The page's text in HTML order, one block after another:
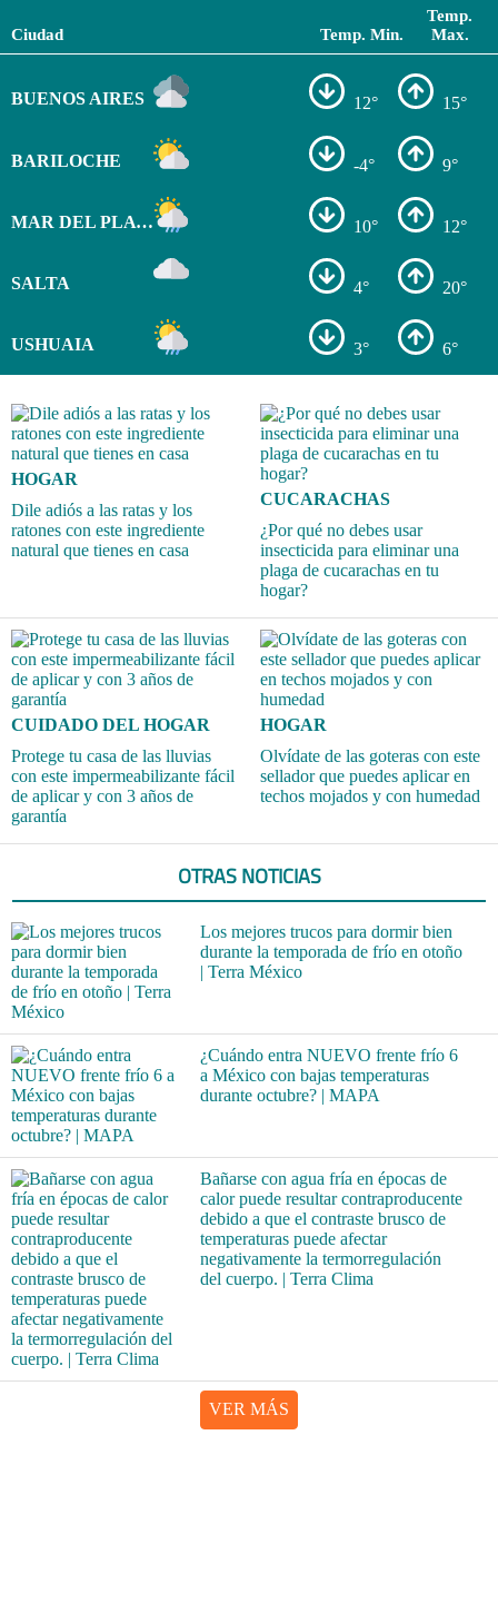
Ciudad Temp. Min.
Temp.
Max.
BUENOS AIRES 12° 15°
BARILOCHE -4° 9°
MAR DEL PLATA 10° 12°
SALTA 4° 20°
USHUAIA 3° 6°
HOGAR
Dile adiós a las ratas y los
ratones con este ingrediente
natural que tienes en casa
CUCARACHAS
¿Por qué no debes usar
insecticida para eliminar una
plaga de cucarachas en tu
hogar?
CUIDADO DEL HOGAR
Protege tu casa de las lluvias
con este impermeabilizante fácil
de aplicar y con 3 años de
garantía
HOGAR
Olvídate de las goteras con este
sellador que puedes aplicar en
techos mojados y con humedad
OTRAS NOTICIAS
Los mejores trucos para dormir bien
durante la temporada de frío en otoño
| Terra México
¿Cuándo entra NUEVO frente frío 6
a México con bajas temperaturas
durante octubre? | MAPA
Bañarse con agua fría en épocas de
calor puede resultar contraproducente
debido a que el contraste brusco de
temperaturas puede afectar
negativamente la termorregulación
del cuerpo. | Terra Clima
VER MÁS